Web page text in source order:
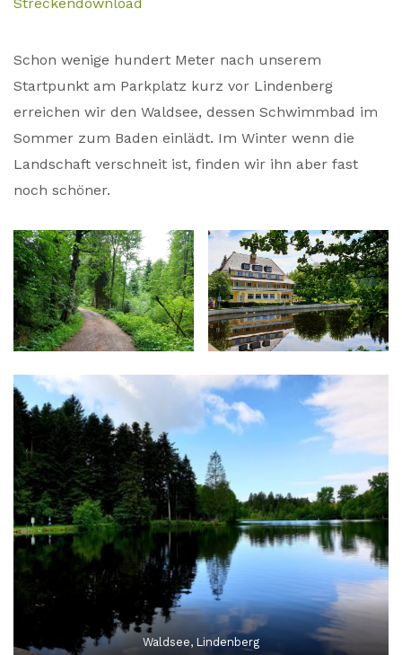
Schon wenige hundert Meter nach unserem
Startpunkt am Parkplatz kurz vor Lindenberg
erreichen wir den Waldsee, dessen Schwimmbad im
Sommer zum Baden einlädt. Im Winter wenn die
Landschaft verschneit ist, finden wir ihn aber fast
noch schöner.
Waldsee, Lindenberg